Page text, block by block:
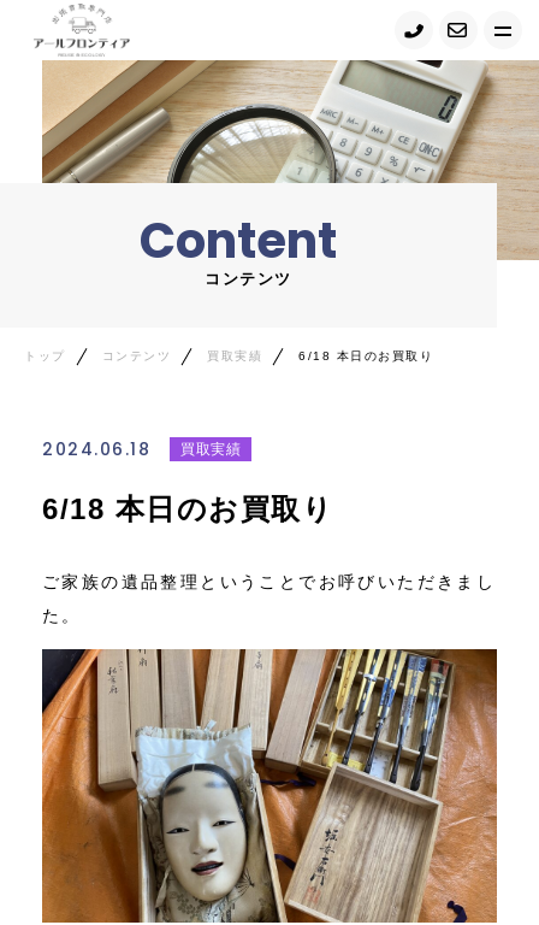
トップ
当店について
サービス紹介
コンテンツ・ニュース
Content
コンテンツ
トップ コンテンツ 買取実績 6/18 本日のお買取り
2024.06.18 買取実績
6/18 本日のお買取り
ご家族の遺品整理ということでお呼びいただきまし
た。